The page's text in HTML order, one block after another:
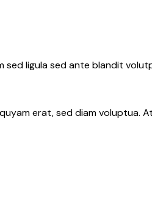
sed ligula sed ante blandit
erat, sed diam voluptua.